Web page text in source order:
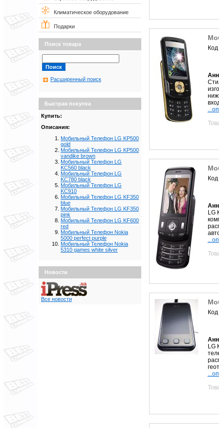
Климатическое оборудование
Подарки
Поиск товара
Расширенный поиск
Быстрая покупка
Купить:
Описания:
Мобильный Телефон LG KP500
gold
Мобильный Телефон LG KP500
vandike brown
Мобильный Телефон LG
KC560 black
Мобильный Телефон LG
KC780 black
Мобильный Телефон LG
KC910
Мобильный Телефон LG KF350
blue
Мобильный Телефон LG KF350
pink
Мобильный Телефон LG KF600
red
Мобильный Телефон Nokia
5000 perfect purple
Мобильный Телефон Nokia
5310 games white silver
Новости
Все новости
LG
LG